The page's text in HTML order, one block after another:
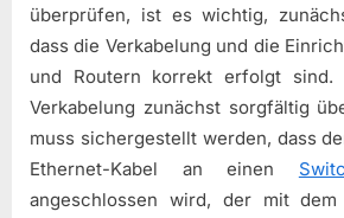
überprüfen, ist es wichtig,
dass die Verkabelung und die
und Routern korrekt erfolgt sind.
Verkabelung zunächst sorgfältig
muss sichergestellt werden, dass
Ethernet-Kabel an einen
angeschlossen wird, der mit dem